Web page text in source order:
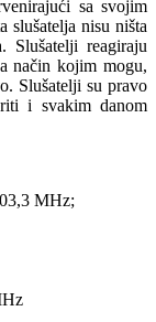
sa svojim
slušatelja nisu ništa
Slušatelji reagiraju
način kojim mogu,
Slušatelji su pravo
i svakim danom
MHz;